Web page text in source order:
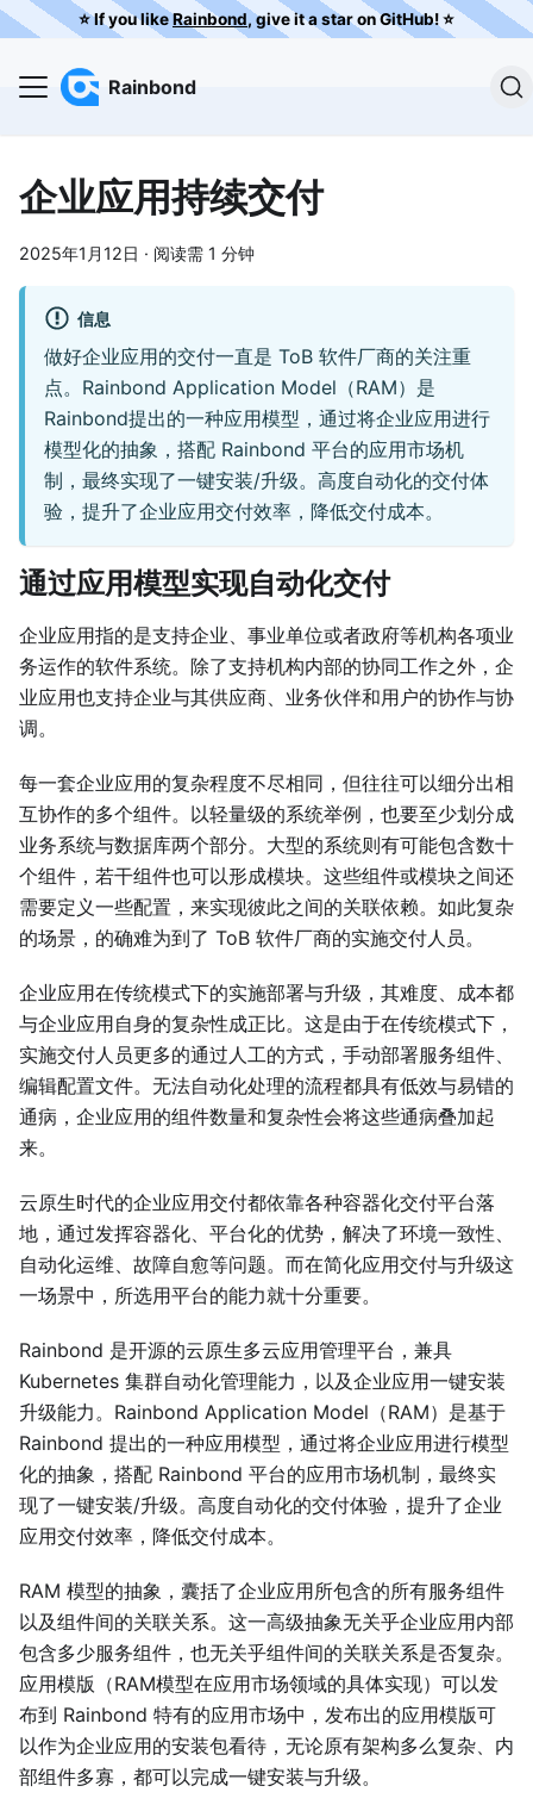
⭐️ If you likeRainbond, give it a star on GitHub! ⭐️
Rainbond
企业应用持续交付
2025年1月12日 · 阅读需 1 分钟
信息
做好企业应用的交付一直是 ToB 软件厂商的关注重
点。Rainbond Application Model（RAM）是
Rainbond提出的一种应用模型，通过将企业应用进行
模型化的抽象，搭配 Rainbond 平台的应用市场机
制，最终实现了一键安装/升级。高度自动化的交付体
验，提升了企业应用交付效率，降低交付成本。
通过应用模型实现自动化交付
企业应用指的是支持企业、事业单位或者政府等机构各项业
务运作的软件系统。除了支持机构内部的协同工作之外，企
业应用也支持企业与其供应商、业务伙伴和用户的协作与协
调。
每一套企业应用的复杂程度不尽相同，但往往可以细分出相
互协作的多个组件。以轻量级的系统举例，也要至少划分成
业务系统与数据库两个部分。大型的系统则有可能包含数十
个组件，若干组件也可以形成模块。这些组件或模块之间还
需要定义一些配置，来实现彼此之间的关联依赖。如此复杂
的场景，的确难为到了 ToB 软件厂商的实施交付人员。
企业应用在传统模式下的实施部署与升级，其难度、成本都
与企业应用自身的复杂性成正比。这是由于在传统模式下，
实施交付人员更多的通过人工的方式，手动部署服务组件、
编辑配置文件。无法自动化处理的流程都具有低效与易错的
通病，企业应用的组件数量和复杂性会将这些通病叠加起
来。
云原生时代的企业应用交付都依靠各种容器化交付平台落
地，通过发挥容器化、平台化的优势，解决了环境一致性、
自动化运维、故障自愈等问题。而在简化应用交付与升级这
一场景中，所选用平台的能力就十分重要。
Rainbond 是开源的云原生多云应用管理平台，兼具
Kubernetes 集群自动化管理能力，以及企业应用一键安装
升级能力。Rainbond Application Model（RAM）是基于
Rainbond 提出的一种应用模型，通过将企业应用进行模型
化的抽象，搭配 Rainbond 平台的应用市场机制，最终实
现了一键安装/升级。高度自动化的交付体验，提升了企业
应用交付效率，降低交付成本。
RAM 模型的抽象，囊括了企业应用所包含的所有服务组件
以及组件间的关联关系。这一高级抽象无关乎企业应用内部
包含多少服务组件，也无关乎组件间的关联关系是否复杂。
应用模版（RAM模型在应用市场领域的具体实现）可以发
布到 Rainbond 特有的应用市场中，发布出的应用模版可
以作为企业应用的安装包看待，无论原有架构多么复杂、内
部组件多寡，都可以完成一键安装与升级。